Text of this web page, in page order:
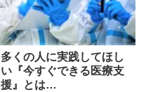
多くの人に実践してほし
い『今すぐできる医療支
援』とは…